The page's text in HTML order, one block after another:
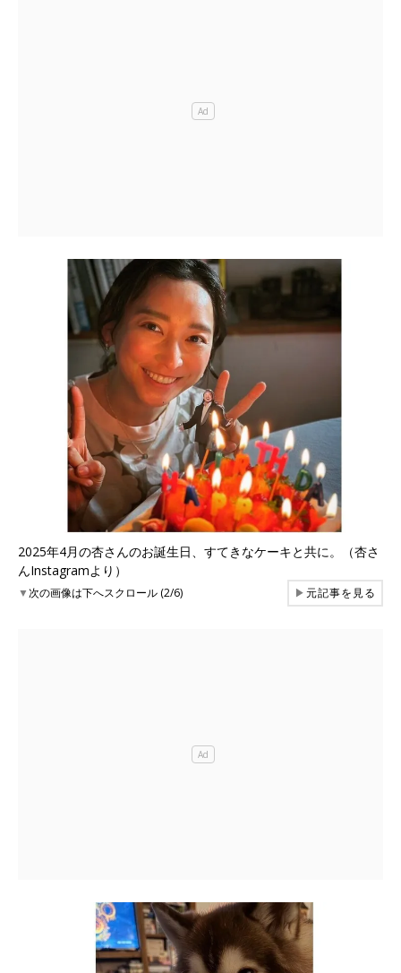
2025年4月の杏さんのお誕生日、すてきなケーキと共に。（杏さ
んInstagramより）
▼次の画像は下へスクロール (2/6) ▶元記事を見る